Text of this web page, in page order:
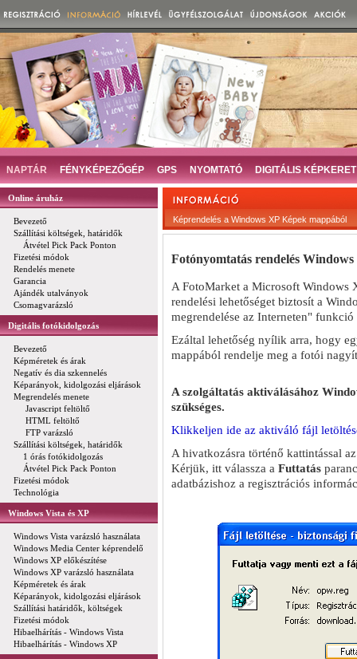
NAPTÁR FÉNYKÉPEZŐGÉP GPS NYOMTATÓ DIGITÁLIS KÉPKERET
Online áruház
Bevezető
Szállítási költségek, határidők
Átvétel Pick Pack Ponton
Fizetési módok
Rendelés menete
Garancia
Ajándék utalványok
Csomagvarázsló
Digitális fotókidolgozás
Bevezető
Képméretek és árak
Negatív és dia szkennelés
Képarányok, kidolgozási eljárások
Megrendelés menete
Javascript feltöltő
HTML feltöltő
FTP varázsló
Szállítási költségek, határidők
1 órás fotókidolgozás
Átvétel Pick Pack Ponton
Fizetési módok
Technológia
Windows Vista és XP
Windows Vista varázsló használata
Windows Media Center képrendelő
Windows XP előkészítése
Windows XP varázsló használata
Képméretek és árak
Képarányok, kidolgozási eljárások
Szállítási határidők, költségek
Fizetési módok
Hibaelhárítás - Windows Vista
Hibaelhárítás - Windows XP
Képrendelés a Windows XP Képek mappából
Fotónyomtatás rendelés
A FotoMarket a Microsoft Windows
rendelési lehetőséget biztosít a
megrendelése az Interneten" funkció
Ezáltal lehetőség nyílik arra, hogy
mappából rendelje meg a fotói
A szolgáltatás aktiválásához
szükséges.
Klikkeljen ide az aktiváló fájl
A hivatkozásra történő kattintással
Kérjük, itt válassza a Futtatás
adatbázishoz a regisztrációs